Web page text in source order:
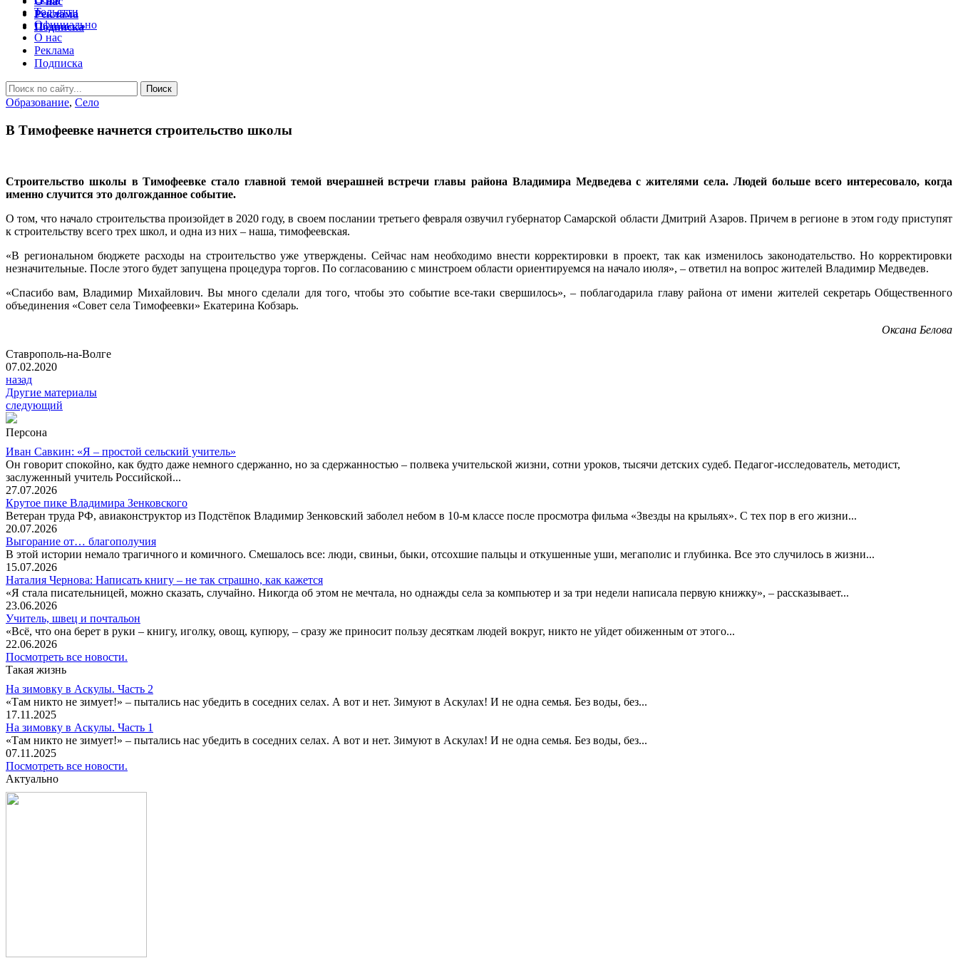
Тольятти
Официально
О нас
Реклама
Подписка
Образование, Село
В Тимофеевке начнется строительство школы
Строительство школы в Тимофеевке стало главной темой вчерашней встречи главы района Владимира Медведева с жителями села. Людей больше всего интересовало, когда
именно случится это долгожданное событие.
О том, что начало строительства произойдет в 2020 году, в своем послании третьего февраля озвучил губернатор Самарской области Дмитрий Азаров. Причем в регионе в этом году приступят
к строительству всего трех школ, и одна из них – наша, тимофеевская.
«В региональном бюджете расходы на строительство уже утверждены. Сейчас нам необходимо внести корректировки в проект, так как изменилось законодательство. Но корректировки
незначительные. После этого будет запущена процедура торгов. По согласованию с минстроем области ориентируемся на начало июля», – ответил на вопрос жителей Владимир Медведев.
«Спасибо вам, Владимир Михайлович. Вы много сделали для того, чтобы это событие все-таки свершилось», – поблагодарила главу района от имени жителей секретарь Общественного
объединения «Совет села Тимофеевки» Екатерина Кобзарь.
Оксана Белова
Ставрополь-на-Волге
07.02.2020
назад
Другие материалы
следующий
Персона
Иван Савкин: «Я – простой сельский учитель»
Он говорит спокойно, как будто даже немного сдержанно, но за сдержанностью – полвека учительской жизни, сотни уроков, тысячи детских судеб. Педагог-исследователь, методист,
заслуженный учитель Российской...
27.07.2026
Крутое пике Владимира Зенковского
Ветеран труда РФ, авиаконструктор из Подстёпок Владимир Зенковский заболел небом в 10-м классе после просмотра фильма «Звезды на крыльях». С тех пор в его жизни...
20.07.2026
Выгорание от… благополучия
В этой истории немало трагичного и комичного. Смешалось все: люди, свиньи, быки, отсохшие пальцы и откушенные уши, мегаполис и глубинка. Все это случилось в жизни...
15.07.2026
Наталия Чернова: Написать книгу – не так страшно, как кажется
«Я стала писательницей, можно сказать, случайно. Никогда об этом не мечтала, но однажды села за компьютер и за три недели написала первую книжку», – рассказывает...
23.06.2026
Учитель, швец и почтальон
«Всё, что она берет в руки – книгу, иголку, овощ, купюру, – сразу же приносит пользу десяткам людей вокруг, никто не уйдет обиженным от этого...
22.06.2026
Посмотреть все новости.
Такая жизнь
На зимовку в Аскулы. Часть 2
«Там никто не зимует!» – пытались нас убедить в соседних селах. А вот и нет. Зимуют в Аскулах! И не одна семья. Без воды, без...
17.11.2025
На зимовку в Аскулы. Часть 1
«Там никто не зимует!» – пытались нас убедить в соседних селах. А вот и нет. Зимуют в Аскулах! И не одна семья. Без воды, без...
07.11.2025
Посмотреть все новости.
Актуально
Реклама
Подписка